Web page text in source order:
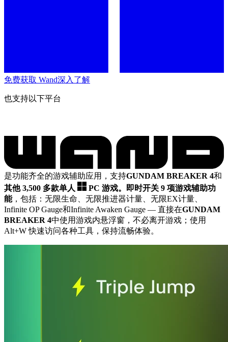
免费获取 Wand深入了解
也支持以下平台
是功能齐全的游戏辅助应用，支持GUNDAM BREAKER 4和
其他 3,500 多款单人
PC 游戏。
即时开关 9 项游戏辅助功
能，包括：无限生命、无限推进器计量、无限EX计量、
Infinite OP Gauge和Infinite Awaken Gauge — 直接在GUNDAM
BREAKER 4中使用游戏内悬浮窗，不必离开游戏；使用
Alt+W 快速访问各种工具，保持流畅体验。